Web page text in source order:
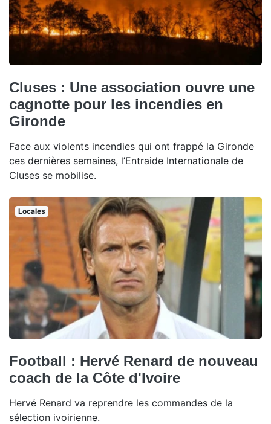
Cluses : Une association ouvre une
cagnotte pour les incendies en
Gironde
Face aux violents incendies qui ont frappé la Gironde
ces dernières semaines, l’Entraide Internationale de
Cluses se mobilise.
Locales
Football : Hervé Renard de nouveau
coach de la Côte d'Ivoire
Hervé Renard va reprendre les commandes de la
sélection ivoirienne.